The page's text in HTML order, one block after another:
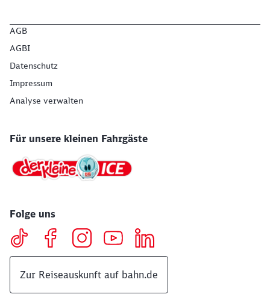
AGB
AGBI
Datenschutz
Impressum
Analyse verwalten
Für unsere kleinen Fahrgäste
Folge uns
Zur Reiseauskunft auf bahn.de